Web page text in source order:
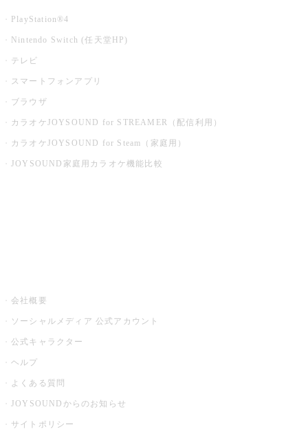
PlayStation®4
Nintendo Switch (任天堂HP)
テレビ
スマートフォンアプリ
ブラウザ
カラオケJOYSOUND for STREAMER（配信利用）
カラオケJOYSOUND for Steam（家庭用）
JOYSOUND家庭用カラオケ機能比較
会社概要
ソーシャルメディア 公式アカウント
公式キャラクター
ヘルプ
よくある質問
JOYSOUNDからのお知らせ
サイトポリシー